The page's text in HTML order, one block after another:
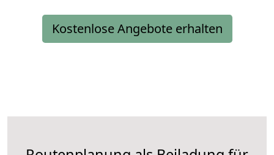
Kostenlose Angebote erhalten